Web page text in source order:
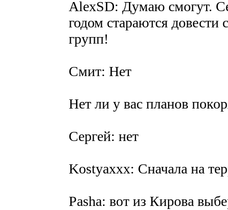
AlexSD: Думаю смогут.
годом стараются довести
групп!
Смит: Нет
Нет ли у вас планов
Сергей: нет
Kostyaxxx: Сначала на
Pasha: вот из Кирова